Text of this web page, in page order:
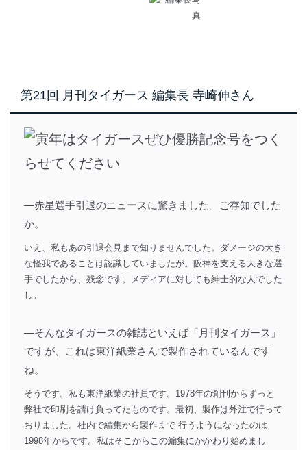
第21回 月刊タイガース 編集長 寺崎伸さん
―赤星選手引退のニュースに驚きました。ご存知でした
か。
いえ、私もあの引退会見まで知りませんでした。ダメージの大き
な怪我であることは認識していましたが。阪神を支える大きな選
手でしたから、残念です。メディアに対しても紳士的な人でした
し。
―そんなタイガースの雑誌といえば「月刊タイガース」
ですが、これは東洋紙業さんで製作されているんです
ね。
そうです。私も東洋紙業の社員です。1978年の創刊からずっと
弊社で印刷を請け負ってたものです。最初、製作は外注で行って
おりました。社内で編集から製作まで 行うようになったのは
1998年からです。私はそこからこの編集にかかわり始めまし